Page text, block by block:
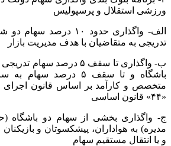
ورزشی استقلال و پرسپولیس
الف- واگذاری حدود ۱۰
تدریجی به متقاضیان با هدف مدیریت بازار
ب- واگذاری تا سقف ۵ درصد
باشگاه و تا سقف ۵ درصد
متخصص و کارآمد بر اساس قانون
«۴۴» قانون اساسی
ج- واگذاری بخشی از سهام دو باشگاه
مدیره) به هواداران، پیشکسوتان و
و یا انتقال مستقیم سهام